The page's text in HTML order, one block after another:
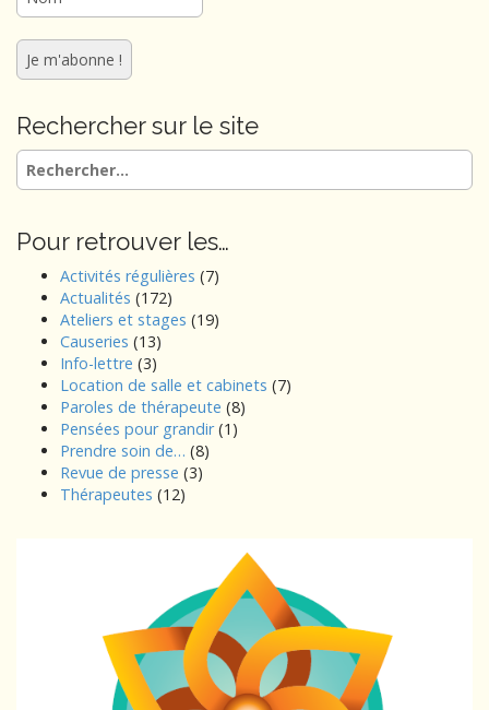
Rechercher sur le site
Rechercher :
Pour retrouver les…
Activités régulières (7)
Actualités (172)
Ateliers et stages (19)
Causeries (13)
Info-lettre (3)
Location de salle et cabinets (7)
Paroles de thérapeute (8)
Pensées pour grandir(1)
Prendre soin de… (8)
Revue de presse (3)
Thérapeutes (12)